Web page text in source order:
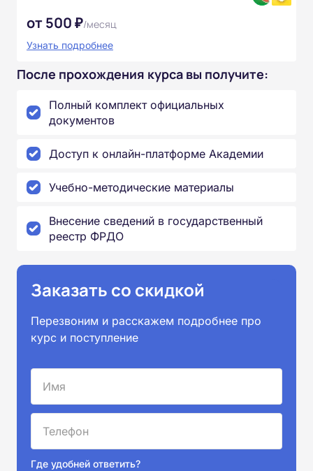
от 500 ₽/месяц
Узнать подробнее
После прохождения курса вы получите:
Полный комплект официальных
документов
Доступ к онлайн-платформе Академии
Учебно-методические материалы
Внесение сведений в государственный
реестр ФРДО
Заказать со скидкой
Перезвоним и расскажем подробнее про
курс и поступление
Где удобней ответить?